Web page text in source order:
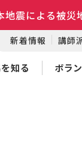
地震による被
新着情報 講師
知る ボラ